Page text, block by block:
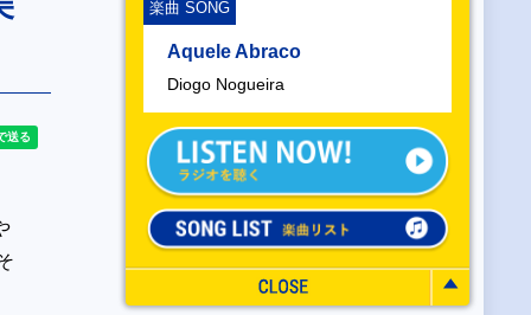
楽曲 SONG
Aquele Abraco
Diogo Nogueira